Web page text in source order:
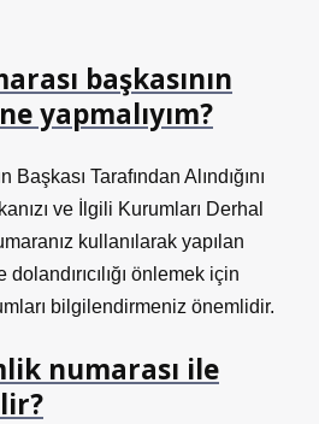
başkasının
yapmalıyım?
Tarafından Alındığını
ve İlgili Kurumları Derhal
kullanılarak yapılan
önlemek için
bilgilendirmeniz önemlidir.
numarası ile